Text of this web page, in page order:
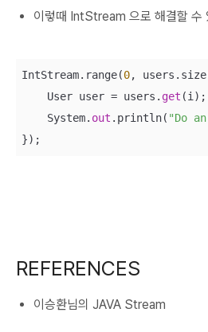
이렇때 IntStream 으로 해결할 수
IntStream.range(0,
    User user = users.
get (i);
    System.
out .println( "Do
});
REFERENCES
이승환님의 JAVA Stream